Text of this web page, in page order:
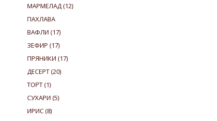
МАРМЕЛАД(12)
ПАХЛАВА
ВАФЛИ (17)
ЗЕФИР (17)
ПРЯНИКИ (17)
ДЕСЕРТ(20)
ТОРТ(1)
СУХАРИ (5)
ИРИС(8)